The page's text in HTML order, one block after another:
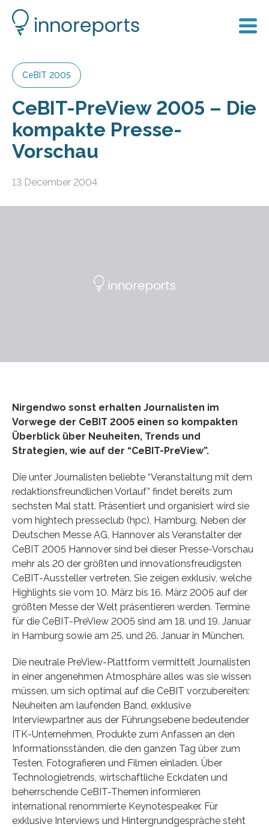
CeBIT 2005
CeBIT-PreView 2005 – Die
kompakte Presse-
Vorschau
13 December 2004
Nirgendwo sonst erhalten Journalisten im
Vorwege der CeBIT 2005 einen so kompakten
Überblick über Neuheiten, Trends und
Strategien, wie auf der “CeBIT-PreView”.
Die unter Journalisten beliebte “Veranstaltung mit dem
redaktions­freundlichen Vorlauf” findet bereits zum
sechsten Mal statt. Präsentiert und organisiert wird sie
vom hightech presseclub (hpc), Hamburg. Neben der
Deutschen Messe AG, Hannover als Veranstalter der
CeBIT 2005 Hannover sind bei dieser Presse-Vorschau
mehr als 20 der größten und innovationsfreudigsten
CeBIT-Aussteller vertreten. Sie zeigen exklusiv, welche
Highlights sie vom 10. März bis 16. März 2005 auf der
größten Messe der Welt präsentieren werden. Termine
für die CeBIT-PreView 2005 sind am 18. und 19. Januar
in Hamburg sowie am 25. und 26. Januar in München.
Die neutrale PreView-Plattform vermittelt Journalisten
in einer angenehmen Atmos­phäre alles was sie wissen
müssen, um sich optimal auf die CeBIT vorzubereiten:
Neuheiten am laufenden Band, exklusive
Interviewpartner aus der Führungsebene bedeutender
ITK-Unternehmen, Produkte zum Anfassen an den
Informationsständen, die den ganzen Tag über zum
Testen, Fotografieren und Filmen einladen. Über
Technologie­trends, wirtschaftliche Eckdaten und
beherrschende CeBIT-Themen informieren
international renommierte Keynotespeaker. Für
exklusive Interviews und Hintergrundgespräche steht